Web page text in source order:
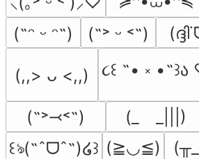
(˶ᵔ ᵕ ᵔ˶)
(˶˃ ᵕ ˂˶)
(,,> ᴗ <,,) ૮꒰ ˶• ༝
(˶˃⤙˂˶) (_　_|||)
꒰ঌ(˶ˆᗜˆ˵)໒꒱ (≧◡≦)